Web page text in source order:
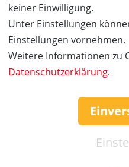
keiner Einwilligung.
Unter Einstellungen
Einstellungen vornehmen.
Weitere Informationen zu
Datenschutzerklärung.
Für die 2-stündigen
Liegen mit Isomatten zur
warme Kleidung.
Während der Kurzeit unter
Heilstollenbetreuerin
warmer Tee, die die
Kreislauf in Schwung
Aufenthalts gereicht.